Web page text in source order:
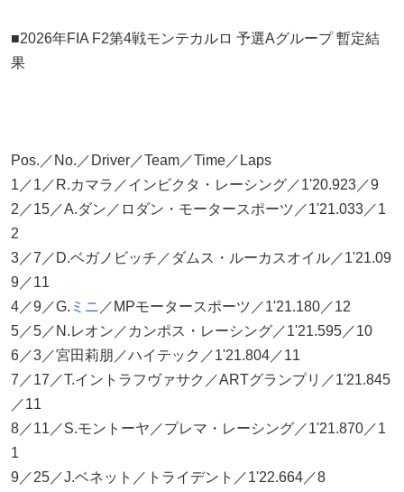
■2026年FIA F2第4戦モンテカルロ 予選Aグループ 暫定結
果
Pos.／No.／Driver／Team／Time／Laps
1／1／R.カマラ／インビクタ・レーシング／1'20.923／9
2／15／A.ダン／ロダン・モータースポーツ／1'21.033／1
2
3／7／D.ベガノビッチ／ダムス・ルーカスオイル／1'21.09
9／11
4／9／G. ミニ ／MPモータースポーツ／1'21.180／12
5／5／N.レオン／カンポス・レーシング／1'21.595／10
6／3／宮田莉朋／ハイテック／1'21.804／11
7／17／T.イントラフヴァサク／ARTグランプリ／1'21.845
／11
8／11／S.モントーヤ／プレマ・レーシング／1'21.870／1
1
9／25／J.ベネット／トライデント／1'22.664／8